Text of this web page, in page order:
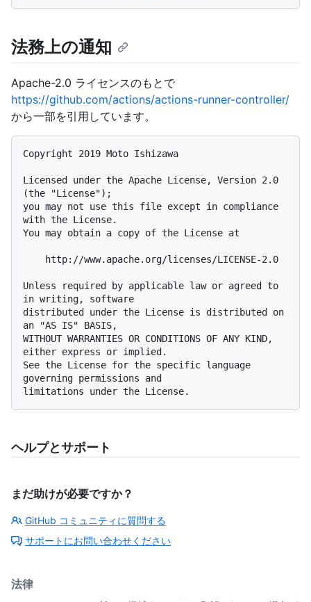
法務上の通知
Apache-2.0 ライセンスのもとで
https://github.com/actions/actions-runner-controller/
から一部を引用しています。
Copyright 2019 Moto Ishizawa
Licensed under the Apache License, Version 2.0
(the "License");
you may not use this file except in compliance
with the License.
You may obtain a copy of the License at
Unless required by applicable law or agreed to
in writing, software
distributed under the License is distributed on
an "AS IS" BASIS,
WITHOUT WARRANTIES OR CONDITIONS OF ANY KIND,
either express or implied.
See the License for the specific language
governing permissions and
ヘルプとサポート
まだ助けが必要ですか？
GitHub コミュニティに質問する
サポートにお問い合わせください
法律